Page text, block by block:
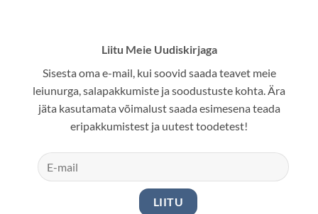
Liitu Meie Uudiskirjaga
Sisesta oma e-mail, kui soovid saada teavet meie
leiunurga, salapakkumiste ja soodustuste kohta. Ära
jäta kasutamata võimalust saada esimesena teada
eripakkumistest ja uutest toodetest!